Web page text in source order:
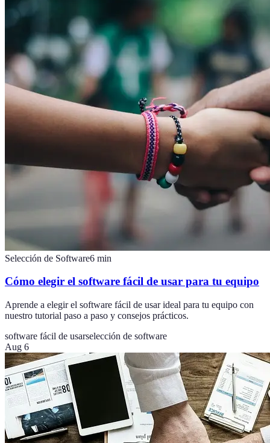
Selección de Software6 min
Cómo elegir el software fácil de usar para tu equipo
Aprende a elegir el software fácil de usar ideal para tu equipo con
nuestro tutorial paso a paso y consejos prácticos.
software fácil de usarselección de software
Aug 6